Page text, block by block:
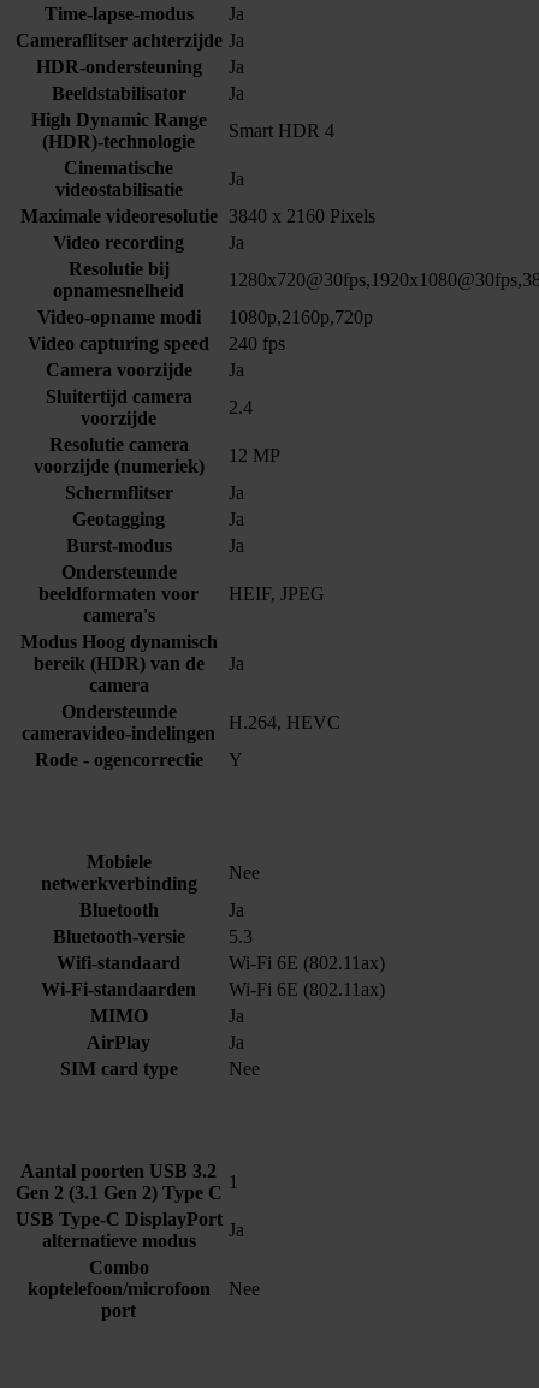
Time-lapse-modus
Ja
Cameraflitser achterzijde Ja
HDR-ondersteuning
Ja
Beeldstabilisator
Ja
High Dynamic Range
(HDR)-technologie
Smart HDR 4
Cinematische
videostabilisatie
Ja
Maximale videoresolutie
3840 x 2160 Pixels
Video recording
Ja
Resolutie bij
opnamesnelheid
Video-opname modi
1080p,2160p,720p
Video capturing speed
240 fps
Camera voorzijde
Ja
Sluitertijd camera
voorzijde
2.4
Resolutie camera
voorzijde (numeriek)
12 MP
Schermflitser
Ja
Geotagging
Ja
Burst-modus
Ja
Ondersteunde
beeldformaten voor
camera's
HEIF, JPEG
Modus Hoog dynamisch
bereik (HDR) van de
camera
Ja
Ondersteunde
cameravideo-indelingen
H.264, HEVC
Rode - ogencorrectie
Y
Mobiele
netwerkverbinding
Nee
Bluetooth
Ja
Bluetooth-versie
5.3
Wifi-standaard
Wi-Fi 6E (802.11ax)
Wi-Fi-standaarden
Wi-Fi 6E (802.11ax)
MIMO
Ja
AirPlay
Ja
SIM card type
Nee
Aantal poorten USB 3.2
Gen 2 (3.1 Gen 2) Type C
1
USB Type-C DisplayPort
alternatieve modus
Ja
Combo
koptelefoon/microfoon
port
Nee